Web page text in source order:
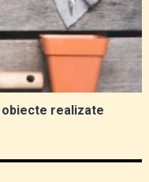
obiecte realizate